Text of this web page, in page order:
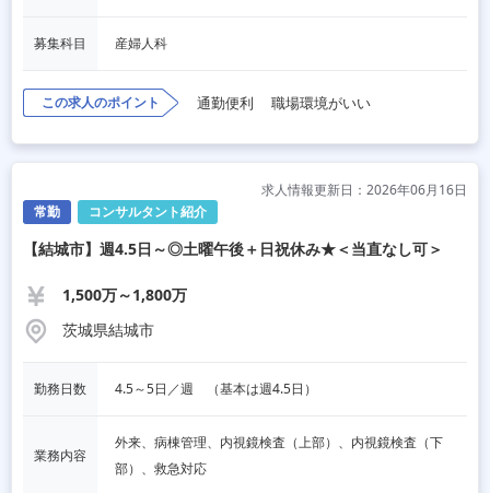
募集科目 産婦人科
この求人のポイント 通勤便利 職場環境がいい
常勤 コンサルタント紹介
求人情報更新日：2026年06月16日
【結城市】週4.5日～◎土曜午後＋日祝休み★＜当直なし可＞
1,500万～1,800万
茨城県結城市
勤務日数 4.5～5日／週　（基本は週4.5日）
業務内容
外来、病棟管理、内視鏡検査（上部）、内視鏡検査（下
部）、救急対応